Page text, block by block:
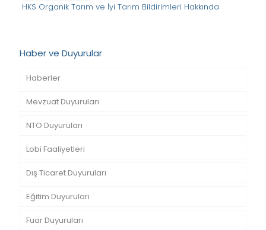
HKS Organik Tarım ve İyi Tarım Bildirimleri Hakkında
Haber ve Duyurular
Haberler
Mevzuat Duyuruları
NTO Duyuruları
Lobi Faaliyetleri
Dış Ticaret Duyuruları
Eğitim Duyuruları
Fuar Duyuruları